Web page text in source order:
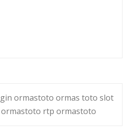
ormastoto ormas toto slot
rtp ormastoto